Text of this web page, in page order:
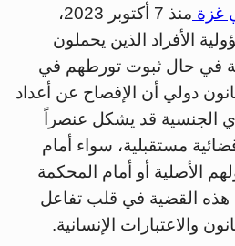
غزة
منذ 7 أكتوبر 2023،
الأفراد الذين يحملون
في حال ثبوت تورطهم في
دولي أن الإفصاح عن أعداد
الجنسية قد يشكل عنصراً
مستقبلية، سواء أمام
الأصلية أو أمام المحكمة
هذه القضية في قلب تفاعل
والاعتبارات الإنسانية.